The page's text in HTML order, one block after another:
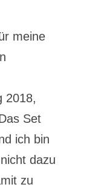
meine
2018,
Set
ich bin
dazu
zu